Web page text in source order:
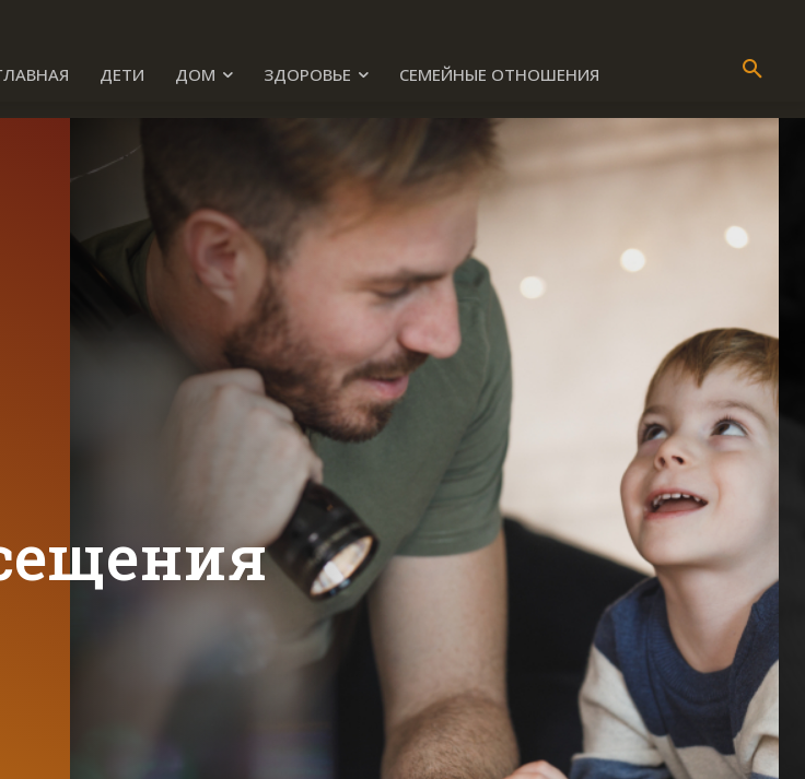
ДЕТИ ДОМ ЗДОРОВЬЕ СЕМЕЙНЫЕ ОТНОШЕНИЯ